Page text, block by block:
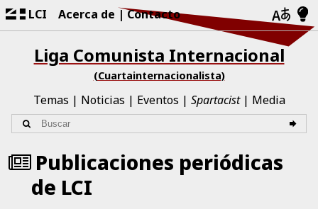
LCI Acerca de Contacto
Liga Comunista Internacional
(Cuartainternacionalista)
Temas Noticias Eventos Spartacist Media
Publicaciones periódicas
de LCI